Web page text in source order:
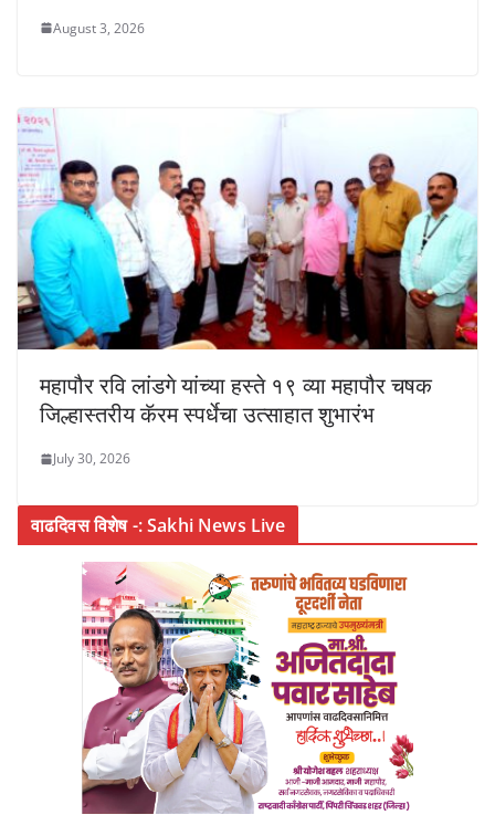
August 3, 2026
महापौर रवि लांडगे यांच्या हस्ते १९ व्या महापौर चषक
जिल्हास्तरीय कॅरम स्पर्धेचा उत्साहात शुभारंभ
July 30, 2026
वाढदिवस विशेष -: Sakhi News Live